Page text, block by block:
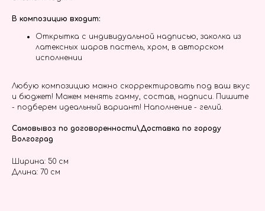
В композицию входит:
Открытка с индивидуальной надписью, заколка из
латексных шаров пастель, хром, в авторском
исполнении
Любую композицию можно скорректировать под ваш вкус
и бюджет! Можем менять гамму, состав, надписи. Пишите
- подберем идеальный вариант! Наполнение - гелий.
Самовывоз по договоренности\Доставка по городу
Волгоград
Ширина: 50 см
Длина: 70 см